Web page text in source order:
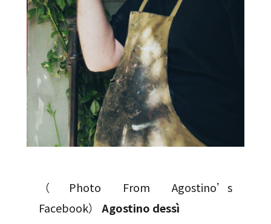
（Photo From Agostino’s
Facebook） Agostino dessì